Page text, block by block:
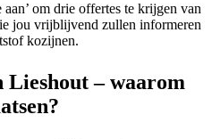
om drie offertes te krijgen van
jou vrijblijvend zullen informeren
kozijnen.
Lieshout – waarom